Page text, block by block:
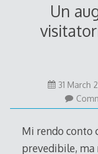
Un
31 March
Mi rendo conto
prevedibile, ma